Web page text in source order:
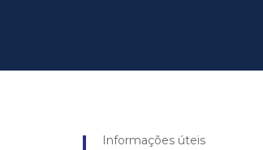
Informações úteis